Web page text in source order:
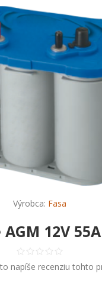
Výrobca: Fasa
12V
napíše recenziu tohto